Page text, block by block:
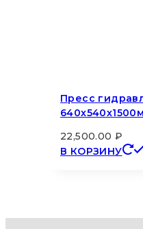
Пресс
22,500.00₽
В КОРЗИНУ